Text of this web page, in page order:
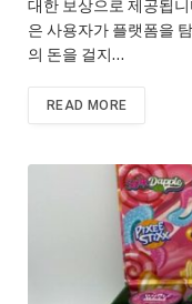
대한 보상으로 제공됩
은 사용자가 플랫폼을
의 돈을 걸지…
READ MORE